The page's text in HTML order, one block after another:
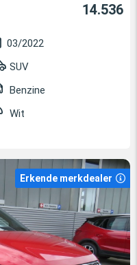
14.536
03/2022
SUV
Benzine
Wit
Erkende merkdealer